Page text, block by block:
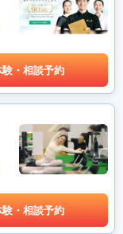
験・相談予約
験・相談予約